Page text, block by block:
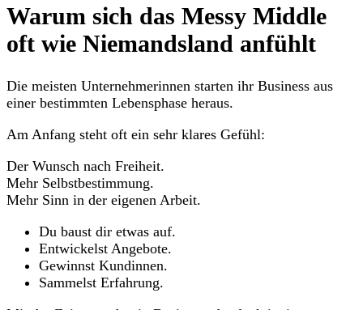
Warum sich das Messy Middle
oft wie Niemandsland anfühlt
Die meisten Unternehmerinnen starten ihr Business aus
einer bestimmten Lebensphase heraus.
Am Anfang steht oft ein sehr klares Gefühl:
Der Wunsch nach Freiheit.
Mehr Selbstbestimmung.
Mehr Sinn in der eigenen Arbeit.
Du baust dir etwas auf.
Entwickelst Angebote.
Gewinnst Kundinnen.
Sammelst Erfahrung.